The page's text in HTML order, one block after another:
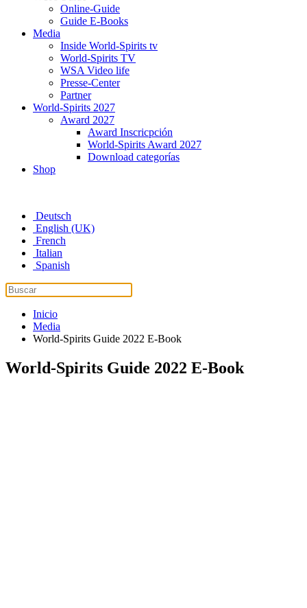
Online-Guide
Guide E-Books
Media
Inside World-Spirits tv
World-Spirits TV
WSA Video life
Presse-Center
Partner
World-Spirits 2027
Award 2027
Award Inscricpción
World-Spirits Award 2027
Download categorías
Shop
Deutsch
English (UK)
French
Italian
Spanish
Inicio
Media
World-Spirits Guide 2022 E-Book
World-Spirits Guide 2022 E-Book